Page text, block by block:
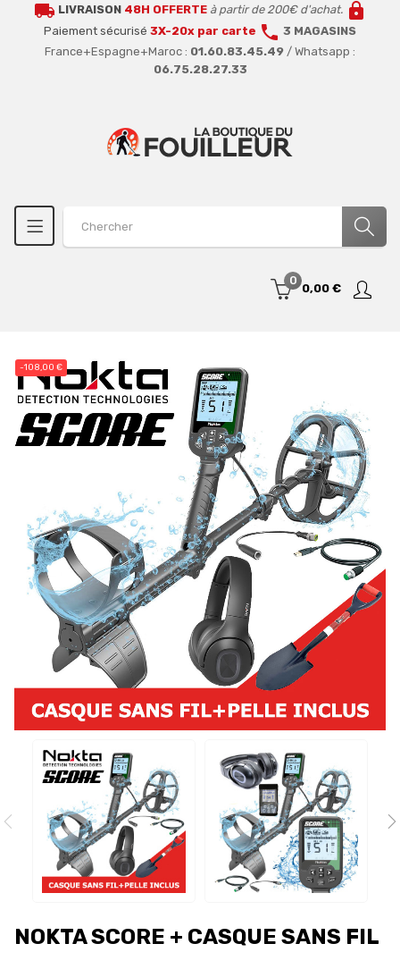
local_shipping LIVRAISON 48H OFFERTE à partir de 200€ d'achat. lock
Paiement sécurisé 3X-20x par carte call 3 MAGASINS
France+Espagne+Maroc : 01.60.83.45.49 / Whatsapp :
06.75.28.27.33
0
0,00 €
-108,00 €
NOKTA SCORE + CASQUE SANS FIL